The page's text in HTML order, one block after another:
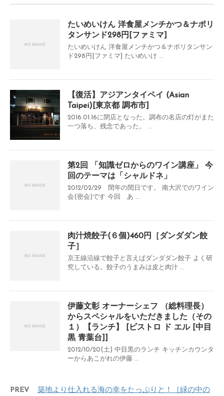
たいめいけん 洋食屋メンチかつ＆ナポリ
タンサンド298円[ファミマ]
たいめいけん 洋食屋メンチかつ＆ナポリタンサン
ド298円[ファミマ] たいめいけ ...
【復活】アジアンタイペイ (Asian
Taipei)[東京都 調布市]
2016.01.16に閉店となった。調布の名店の灯がまた
一つ落ち、残念であった。 ...
第2回 「知識ゼロからのワイン講座」 今
回のテーマは「シャルドネ」
2012/02/29 閏年の閏日です。 南大沢でのワイン
会(密会)です 今回 あ ...
肉汁焼餃子(６個)460円［ダンダダン餃
子］
京王線沿線で餃子と言えばダンダダン餃子 よく研
究している。餃子のうまみは皮と肉汁 ...
伊藤文彰 オーナーシェフ （総料理長）
からスペシャルをいただきました（その
１）【ランチ】 [ビストロ ド エル [中目
黒 青葉台]]
2012/10/20(土) 中目黒のランチ キッチンカウンタ
ーからあこがれの伊藤 ...
PREV
築地より仕入れる海の幸をたっぷりと！［緑の中の